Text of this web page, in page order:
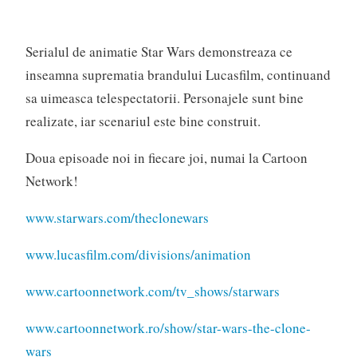
Serialul de animatie Star Wars demonstreaza ce
inseamna suprematia brandului Lucasfilm, continuand
sa uimeasca telespectatorii. Personajele sunt bine
realizate, iar scenariul este bine construit.
Doua episoade noi in fiecare joi, numai la Cartoon
Network!
www.starwars.com/theclonewars
www.lucasfilm.com/divisions/animation
www.cartoonnetwork.com/tv_shows/starwars
www.cartoonnetwork.ro/show/star-wars-the-clone-
wars